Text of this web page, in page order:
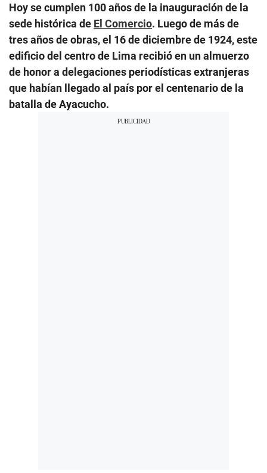
Hoy se cumplen 100 años de la inauguración de la
sede histórica de El Comercio. Luego de más de
tres años de obras, el 16 de diciembre de 1924, este
edificio del centro de Lima recibió en un almuerzo
de honor a delegaciones periodísticas extranjeras
que habían llegado al país por el centenario de la
batalla de Ayacucho.